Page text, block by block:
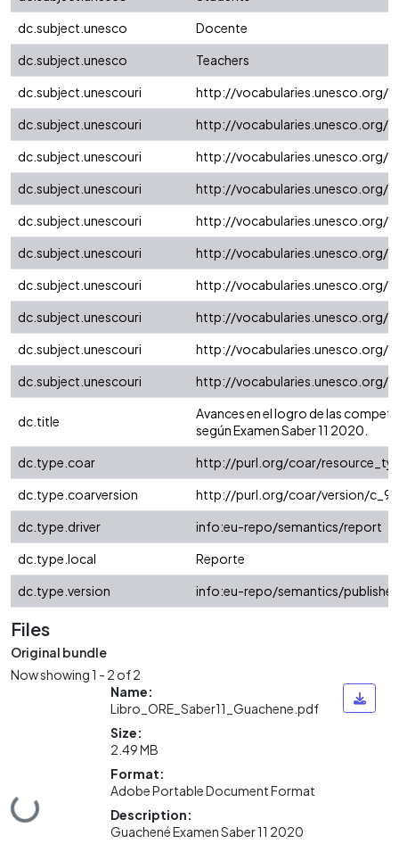
dc.subject.unesco
Docente
dc.subject.unesco
Teachers
dc.subject.unescouri
http://vocabularies.unesco.org/
dc.subject.unescouri
http://vocabularies.unesco.org/
dc.subject.unescouri
http://vocabularies.unesco.org/
dc.subject.unescouri
http://vocabularies.unesco.org/
dc.subject.unescouri
http://vocabularies.unesco.org/
dc.subject.unescouri
http://vocabularies.unesco.org/
dc.subject.unescouri
http://vocabularies.unesco.org/
dc.subject.unescouri
http://vocabularies.unesco.org/
dc.subject.unescouri
http://vocabularies.unesco.org/
dc.subject.unescouri
http://vocabularies.unesco.org/
dc.title
Avances en el logro de las
según Examen Saber 11 2020.
dc.type.coar
http://purl.org/coar/
dc.type.coarversion
http://purl.org/coar/version/
dc.type.driver
info:eu-repo/semantics/report
dc.type.local
Reporte
dc.type.version
info:eu-repo/semantics/
Files
Original bundle
Now showing1 - 2 of 2
Name:
Libro_ORE_Saber11_Guachene.pdf
Size:
2.49 MB
Format:
Adobe Portable Document Format
Description:
Guachené Examen Saber 11 2020